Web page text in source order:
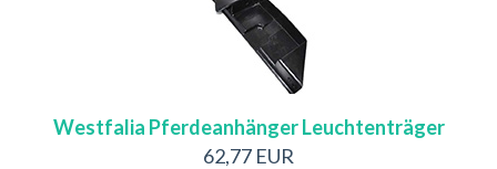
Westfalia Pferdeanhänger Leuchtenträger
62,77 EUR